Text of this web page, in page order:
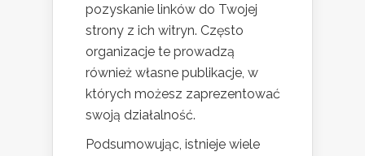
pozyskanie linków do Twojej
strony z ich witryn. Często
organizacje te prowadzą
również własne publikacje, w
których możesz zaprezentować
swoją działalność.
Podsumowując, istnieje wiele